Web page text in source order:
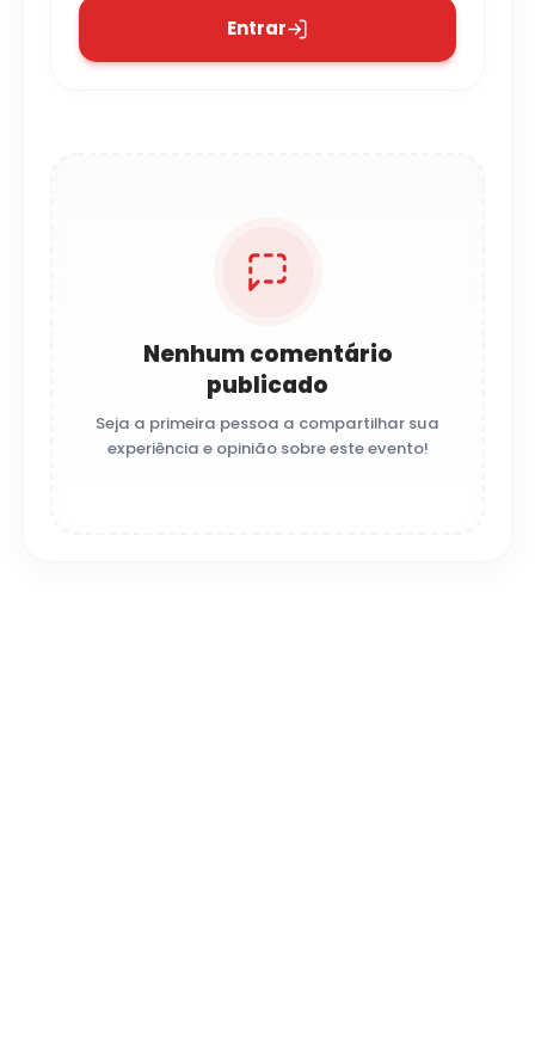
Entrar
Nenhum comentário
publicado
Seja a primeira pessoa a compartilhar sua
experiência e opinião sobre este evento!